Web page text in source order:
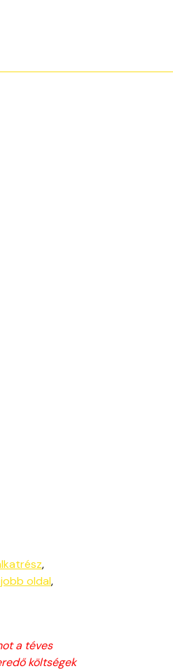
,
jobb oldal,
a téves
költségek